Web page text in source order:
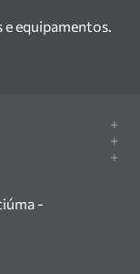
e equipamentos.
Com sede em
portfólio de
parceiros e
+
+
+
-